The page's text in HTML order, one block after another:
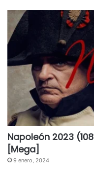
Napoleón 2023
[Mega]
9 enero, 2024